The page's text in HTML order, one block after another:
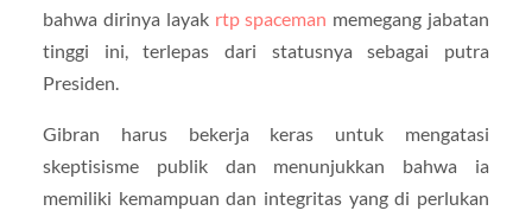
bahwa dirinya layak rtp spaceman memegang jabatan
tinggi ini, terlepas dari statusnya sebagai putra
Presiden.
Gibran harus bekerja keras untuk mengatasi
skeptisisme publik dan menunjukkan bahwa ia
memiliki kemampuan dan integritas yang di perlukan